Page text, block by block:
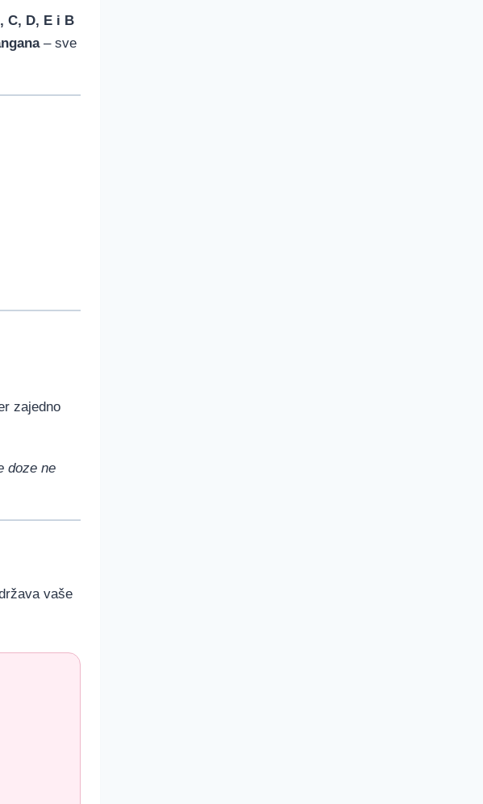
C, D, E i B
– sve
zajedno
doze ne
vaše